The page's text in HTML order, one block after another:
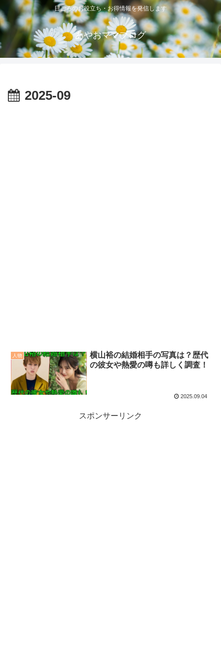
日ごろのお役立ち・お得情報を発信します
あやおママブログ
2025-09
人物
横山裕の結婚相手の写真は？歴代
の彼女や熱愛の噂も詳しく調査！
2025.09.04
スポンサーリンク